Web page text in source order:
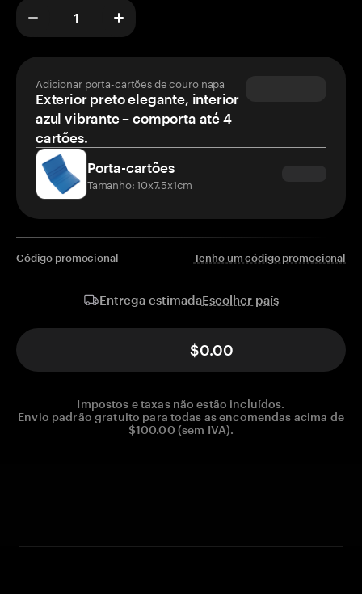
Adicionar porta-cartões de couro napa
Exterior preto elegante, interior
azul vibrante – comporta até 4
cartões.
Porta-cartões
Tamanho: 10x7.5x1cm
Código promocional Tenho um código promocional
Entrega estimadaEscolher país
$0.00
Impostos e taxas não estão incluídos.
Envio padrão gratuito para todas as encomendas acima de
$100.00 (sem IVA).